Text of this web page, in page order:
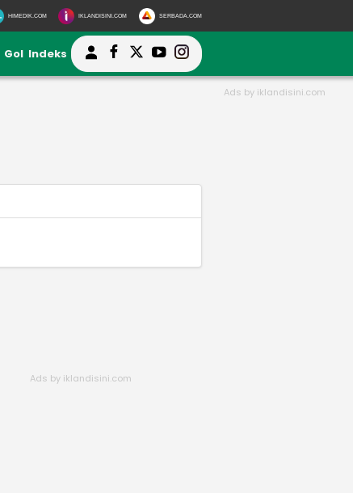
HIMEDIK.COM IKLANDISINI.COM SERBADA.COM
Gol Indeks